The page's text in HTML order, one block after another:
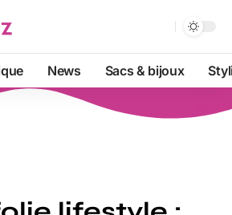
News Sacs & bijoux